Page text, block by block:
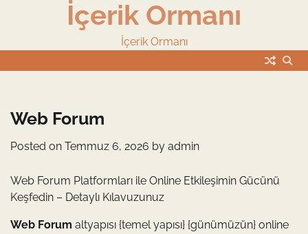
İçerik Ormanı
İçerik Ormanı
Web Forum
Posted on Temmuz 6, 2026 by admin
Web Forum Platformları ile Online Etkileşimin Gücünü
Keşfedin – Detaylı Kılavuzunuz
Web Forum altyapısı {temel yapısı} {günümüzün} online